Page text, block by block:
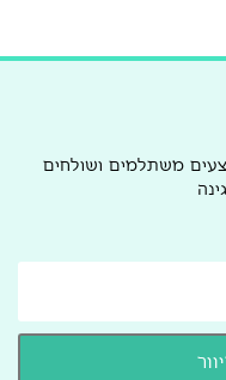
משתלמים ושולחים